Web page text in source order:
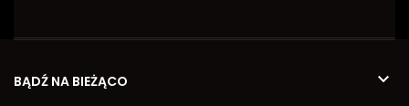
BĄDŹ NA BIEŻĄCO 